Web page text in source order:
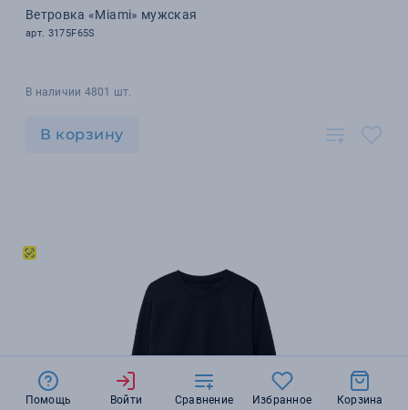
Ветровка «Miami» мужская
арт. 3175F65S
В наличии 4801 шт.
В корзину
Помощь Войти Сравнение Избранное Корзина